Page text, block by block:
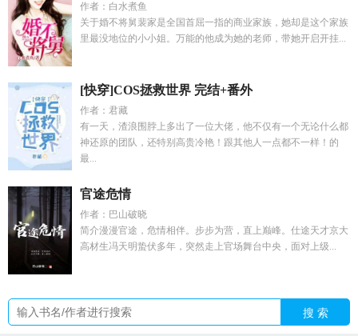
作者：白水煮鱼
关于婚不将舅裴家是全国首屈一指的商业家族，她却是这个家族
里最没地位的小小姐。万能的他成为她的老师，带她开启开挂...
[快穿]COS拯救世界 完结+番外
作者：君藏
有一天，渣浪围脖上多出了一位大佬，他不仅有一个无论什么都
神还原的团队，还特别高贵冷艳！跟其他人一点都不一样！的
最...
官途危情
作者：巴山破晓
简介漫漫官途，危情相伴。步步为营，直上巅峰。仕途天才京大
高材生冯天明蛰伏多年，突然走上官场舞台中央，面对上级...
搜 索